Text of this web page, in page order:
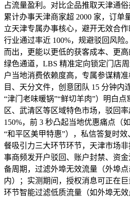
占流量盈利。对比企品推取天津通俗
累计办事天津商家超 2000 家，订单
立天津专属办事核心，避开无效合
行业通过率近 100%，规避驳回风险
而出，更能以更低的获客成本、更
绿色通道，LBS 精准定向锁定门店
户当地消费依赖度高，专属参谋精
目、天分文件，创意团队 15 分钟内
“津门老味暖锅”“鲜切羊肉”）明白
区、武清区等区域特色市场，驳回
150%，前 3 秒凸起当地优惠痛点（
“和平区美甲特惠”），私信答复时
餐吸引力三大环节环节，天津市场
事商频发开户驳回、账户封禁、资
备周期，过滤外埠无效流量（外埠
内）；实测期间，授权消息可正在
环节智能过滤低质流量（如外埠无